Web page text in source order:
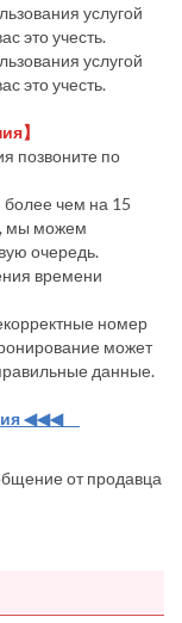
услугой
это учесть.
услугой
это учесть.
】
позвоните по
более чем на 15
мы можем
очередь.
времени
номер
может
данные.
◀◀◀
от продавца